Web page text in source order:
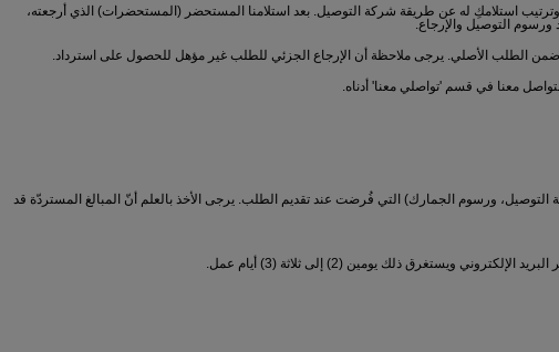
وترتيب استلامكِ له عن طريقة شركة التوصيل. بعد استلامنا المستحضر (المستحضرات) الذي أرجعته،
التوصيل والإرجاع.
ضمن الطلب الأصلي. يرجى ملاحظة أن الإرجاع الجزئي للطلب غير مؤهل للحصول على استرداد.
معنا في قسم 'تواصلي معنا' أدناه.
التوصيل، ورسوم الجمارك) التي فُرضت عند تقديم الطلب. يرجى الأخذ بالعلم أنّ المبالغ المستردّة قد